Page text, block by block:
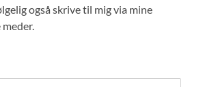
også skrive til mig via mine